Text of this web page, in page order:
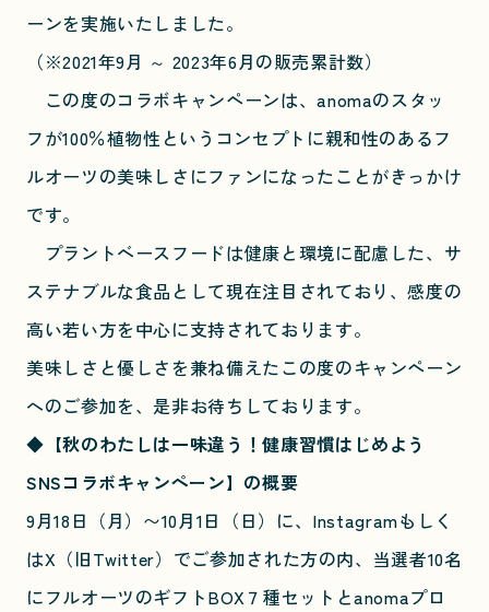
ーンを実施いたしました。
（※2021年9月 ～ 2023年6月の販売累計数）
この度のコラボキャンペーンは、anomaのスタッ
フが100％植物性というコンセプトに親和性のあるフ
ルオーツの美味しさにファンになったことがきっかけ
です。
プラントベースフードは健康と環境に配慮した、サ
ステナブルな食品として現在注目されており、感度の
高い若い方を中心に支持されております。
美味しさと優しさを兼ね備えたこの度のキャンペーン
へのご参加を、是非お待ちしております。
◆ 【秋のわたしは一味違う！健康習慣はじめよう
SNSコラボキャンペーン】 の概要
9月18日（月）〜10月1日（日）に、Instagramもしく
はX（旧Twitter）でご参加された方の内、当選者10名
にフルオーツのギフトBOX７種セットとanomaプロ